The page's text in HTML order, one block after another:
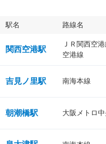
駅名 路線名
関西空港駅
ＪＲ関西空
空港線
吉見ノ里駅 南海本線
朝潮橋駅 大阪メトロ